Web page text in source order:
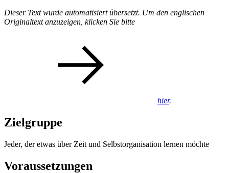
Dieser Text wurde automatisiert übersetzt. Um den englischen
Originaltext anzuzeigen, klicken Sie bitte
hier.
Zielgruppe
Jeder, der etwas über Zeit und Selbstorganisation lernen möchte
Voraussetzungen